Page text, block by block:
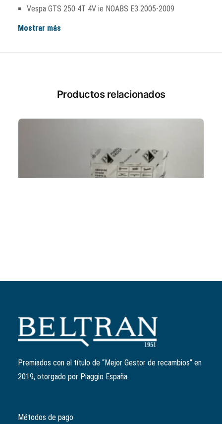
Vespa GTS 250 4T 4V ie NOABS E3 2005-2009
Mostrar más
Productos relacionados
Retén d35Xd24X6 cigüeñal
431121
Premiados con el título de “Mejor Gestor de recambios” en
2019, otorgado por Piaggio España.
Métodos de pago